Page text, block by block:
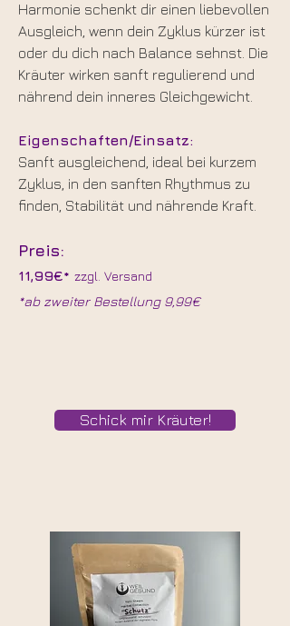
Harmonie schenkt dir einen liebevollen
Ausgleich, wenn dein Zyklus kürzer ist
oder du dich nach Balance sehnst. Die
Kräuter wirken sanft regulierend und
nährend dein inneres Gleichgewicht.
Eigenschaften/Einsatz:
Sanft ausgleichend, ideal bei kurzem
Zyklus, in den sanften Rhythmus zu
finden, Stabilität und nährende Kraft.
Preis:
11,99€* zzgl. Versand
*ab zweiter Bestellung 9,99€
Schick mir Kräuter!